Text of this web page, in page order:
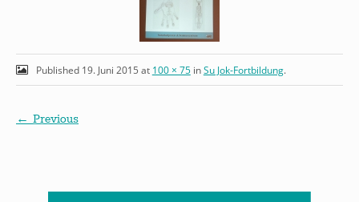
Published 19. Juni 2015 at 100 × 75inSu Jok-Fortbildung.
← Previous